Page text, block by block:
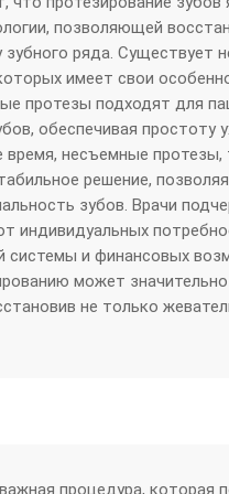
позволяющей
ряда. Существует
имеет свои
протезы подходят для
обеспечивая простоту
несъемные протезы,
решение,
зубов. Врачи
индивидуальных
системы и финансовых
может
не только
процедура, которая